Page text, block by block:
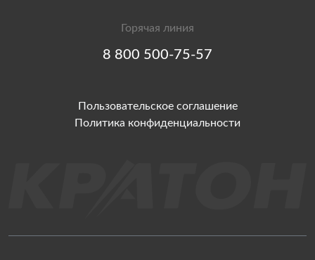
Горячая линия
8 800 500-75-57
Пользовательское соглашение
Политика конфиденциальности